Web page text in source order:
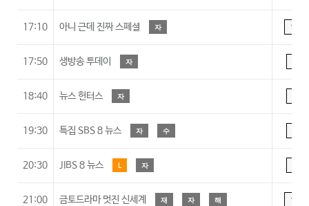
17:10 아니 근데 진짜 스페셜 자 15
17:50 생방송 투데이 자
18:40 뉴스 헌터스 자
19:30 특집 SBS 8 뉴스 자 수
20:30 JIBS 8 뉴스 L 자
21:00 금토드라마 멋진 신세계 재 자 해 15